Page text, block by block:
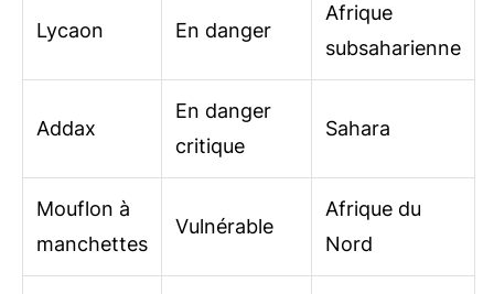
Lycaon En danger
Afrique
subsaharienne
Addax
En danger
critique
Sahara
Mouflon à
manchettes
Vulnérable
Afrique du
Nord